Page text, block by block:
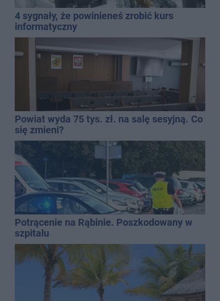
4 sygnały, że powinieneś zrobić kurs
informatyczny
Powiat wyda 75 tys. zł. na salę sesyjną. Co
się zmieni?
Potrącenie na Rąbinie. Poszkodowany w
szpitalu